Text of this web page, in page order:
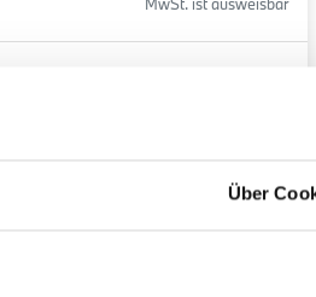
Über
MwSt. ist ausweisbar